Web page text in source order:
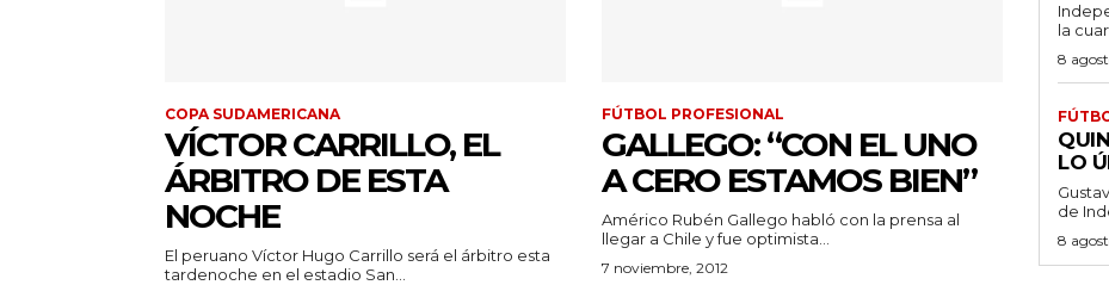
COPA SUDAMERICANA
VÍCTOR CARRILLO, EL
ÁRBITRO DE ESTA
NOCHE
El peruano Víctor Hugo Carrillo será el árbitro esta
tardenoche en el estadio San...
FÚTBOL PROFESIONAL
GALLEGO: “CON EL UNO
A CERO ESTAMOS BIEN”
Américo Rubén Gallego habló con la prensa al
llegar a Chile y fue optimista...
7 noviembre, 2012
la
8
LO
de
8